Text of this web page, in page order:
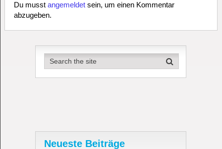
Du musst angemeldetsein, um einen Kommentar
abzugeben.
Neueste Beiträge